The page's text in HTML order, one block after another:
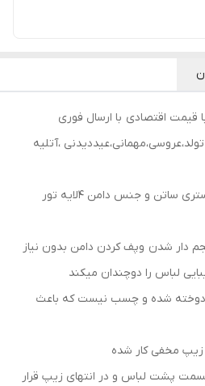
قیمت اقتصادی با ارسال فوری
،آتلیه
جنس بالاتنه تورپولکدوزی و آستری ساتن و جنس دامن 4لایه تور
حجم دار شدن و‌پف کردن دامن بدون نیاز
لباس را دوچندان میکند
دوخته شده و چسب نیست که باعث
مخفی کار شده
پشت لباس و در انتهای زیپ قرار